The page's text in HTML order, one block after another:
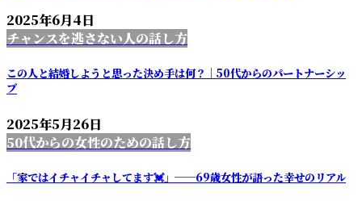
2025年6月4日
チャンスを逃さない人の話し方
この人と結婚しようと思った決め手は何？｜50代からのパートナーシッ
プ
2025年5月26日
50代からの女性のための話し方
「家ではイチャイチャしてます💓」──69歳女性が語った幸せのリアル